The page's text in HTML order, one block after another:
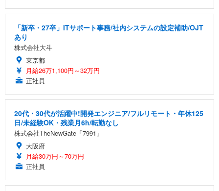
「新卒・27卒」ITサポート事務/社内システムの設定補助/OJT
あり
株式会社大斗
東京都
月給26万1,100円～32万円
正社員
20代・30代が活躍中!開発エンジニア/フルリモート・年休125
日/未経験OK・残業月6h/転勤なし
株式会社TheNewGate「7991」
大阪府
月給30万円～70万円
正社員